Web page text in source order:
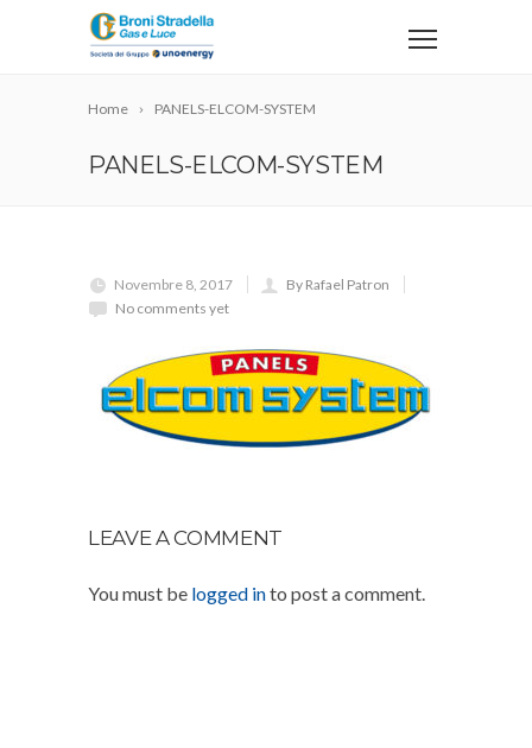
Home PANELS-ELCOM-SYSTEM
PANELS-ELCOM-SYSTEM
Novembre 8, 2017
By Rafael Patron
No comments yet
LEAVE A COMMENT
You must be logged into post a comment.